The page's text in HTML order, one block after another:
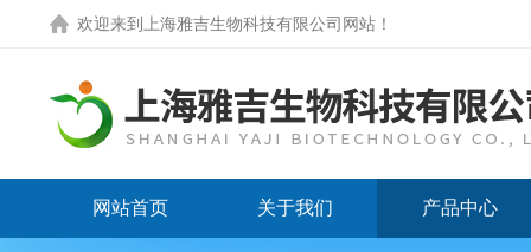
欢迎来到 上海雅吉生物科技有限公司网站 ！
网站首页 关于我们 产品中心